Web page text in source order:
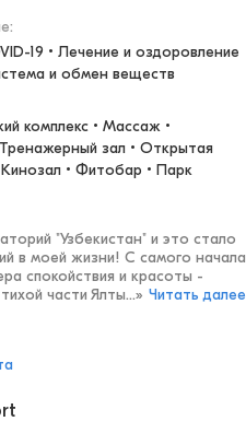
:
19 • Лечение и оздоровление
и обмен веществ
комплекс • Массаж •
зал • Открытая
• Фитобар • Парк
"Узбекистан" и это стало
в моей жизни! С самого начала
спокойствия и красоты -
части Ялты...» Читать далее